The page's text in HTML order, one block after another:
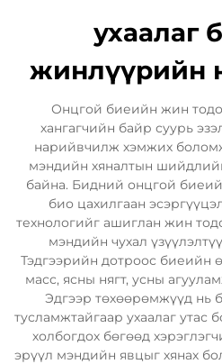
ухаалаг
жинлүүрийн
Онцгой биеийн жин
хангагчийн байр суурь
нарийвчилж хэмжих
мэндийн хяналтын
байна. Бидний онцгой
био цахилгаан
технологийг ашиглан жин
мэндийн чухал
Тэдгээрийн дотроос биеийн
масс, ясны нягт, усны
Эдгээр төхөөрөмжүүд нь
тусламжтайгаар ухаалаг утас
холбогдох бөгөөд
эрүүл мэндийн явцыг хянах